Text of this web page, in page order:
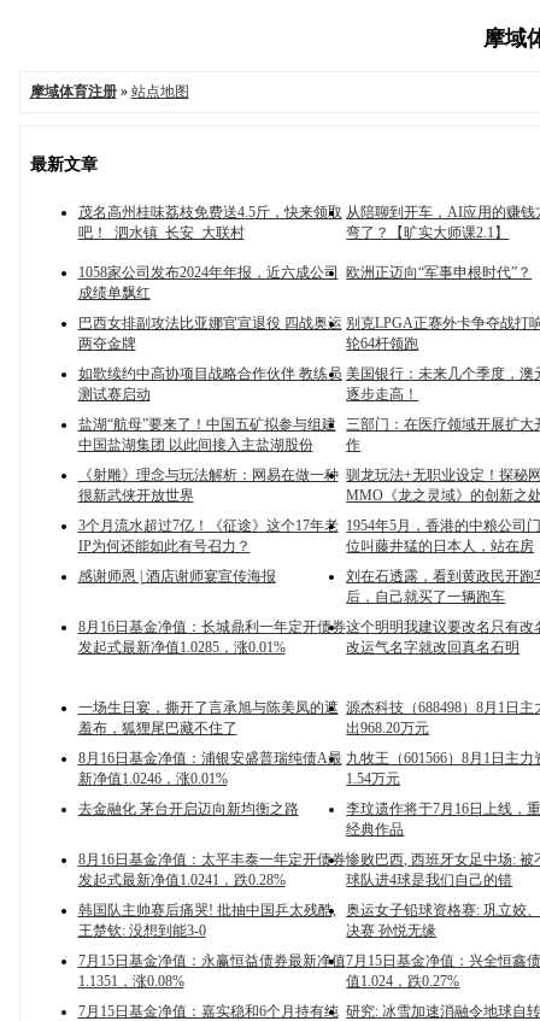
摩域
摩域体育注册» 站点地图
最新文章
茂名高州桂味荔枝免费送4.5斤，快来领取
吧！_泗水镇_长安_大联村
从陪聊到开车，AI应用的赚钱
弯了？【旷实大师课2.1】
1058家公司发布2024年年报，近六成公司
成绩单飘红
欧洲正迈向“军事申根时代”？
巴西女排副攻法比亚娜官宣退役 四战奥运
两夺金牌
别克LPGA正赛外卡争夺战打
轮64杆领跑
如歌续约中高协项目战略合作伙伴 教练员
测试赛启动
美国银行：未来几个季度，澳
逐步走高！
盐湖“航母”要来了！中国五矿拟参与组建
中国盐湖集团 以此间接入主盐湖股份
三部门：在医疗领域开展扩大
作
《射雕》理念与玩法解析：网易在做一种
很新武侠开放世界
驯龙玩法+无职业设定！探秘
MMO《龙之灵域》的创新之
3个月流水超过7亿！《征途》这个17年老
IP为何还能如此有号召力？
1954年5月，香港的中粮公司
位叫藤井猛的日本人，站在房
感谢师恩 | 酒店谢师宴宣传海报
刘在石透露，看到黄政民开跑
后，自己就买了一辆跑车
8月16日基金净值：长城鼎利一年定开债券
发起式最新净值1.0285，涨0.01%
这个明明我建议要改名只有改
改运气名字就改回真名石明
一场生日宴，撕开了言承旭与陈美凤的遮
羞布，狐狸尾巴藏不住了
源杰科技（688498）8月1日主
出968.20万元
8月16日基金净值：浦银安盛普瑞纯债A最
新净值1.0246，涨0.01%
九牧王（601566）8月1日主
1.54万元
去金融化 茅台开启迈向新均衡之路
李玟遗作将于7月16日上线，
经典作品
8月16日基金净值：太平丰泰一年定开债券
发起式最新净值1.0241，跌0.28%
惨败巴西, 西班牙女足中场: 被
球队进4球是我们自己的错
韩国队主帅赛后痛哭! 批抽中国乒太残酷,
王楚钦: 没想到能3-0
奥运女子铅球资格赛: 巩立姣
决赛 孙悦无缘
7月15日基金净值：永赢恒益债券最新净值
1.1351，涨0.08%
7月15日基金净值：兴全恒鑫
值1.024，跌0.27%
7月15日基金净值：嘉实稳和6个月持有纯 研究: 冰雪加速消融令地球自